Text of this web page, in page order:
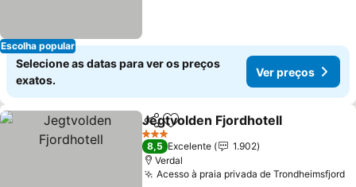
Escolha popular
Selecione as datas para ver os preços
exatos.
Ver preços
PartilharAdicionar aos favoritos
Jegtvolden Fjordhotell
3 Estrelas
8,5 Excelente
1.902
Verdal
Acesso à praia privada de Trondheimsfjord